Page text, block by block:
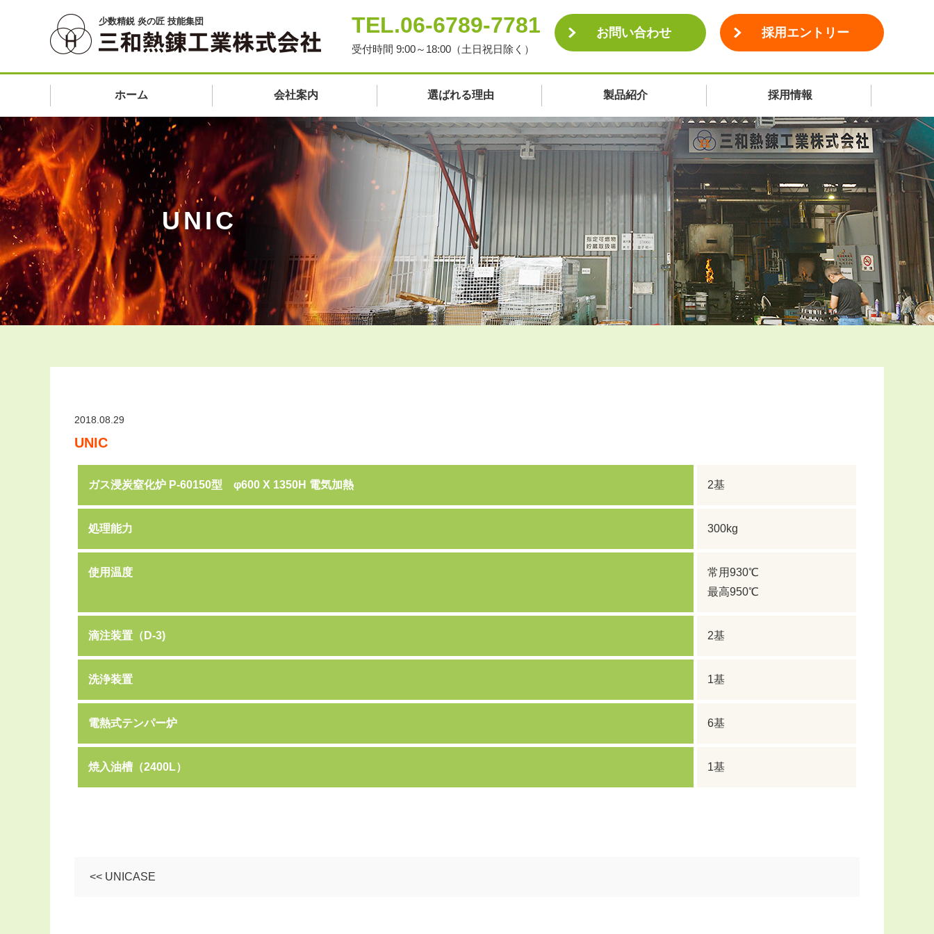
少数精鋭 炎の匠 技能集団
採用エントリー
お問い合わせ
TEL.06-6789-7781
受付時間 9:00～18:00（土日祝日除く）
ホーム 会社案内 選ばれる理由 製品紹介 採用情報
UNIC
2018.08.29
UNIC
ガス浸炭窒化炉 P-60150型 φ600 X 1350H 電気加熱 2基
処理能力 300kg
使用温度
常用930℃
最高950℃
滴注装置（D-3) 2基
洗浄装置 1基
電熱式テンパー炉 6基
焼入油槽（2400L） 1基
<< UNICASE